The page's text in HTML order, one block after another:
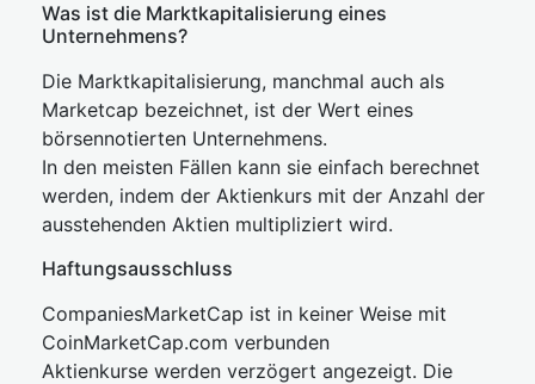
Was ist die Marktkapitalisierung eines
Unternehmens?
Die Marktkapitalisierung, manchmal auch als
Marketcap bezeichnet, ist der Wert eines
börsennotierten Unternehmens.
In den meisten Fällen kann sie einfach berechnet
werden, indem der Aktienkurs mit der Anzahl der
ausstehenden Aktien multipliziert wird.
Haftungsausschluss
CompaniesMarketCap ist in keiner Weise mit
CoinMarketCap.com verbunden
Aktienkurse werden verzögert angezeigt. Die